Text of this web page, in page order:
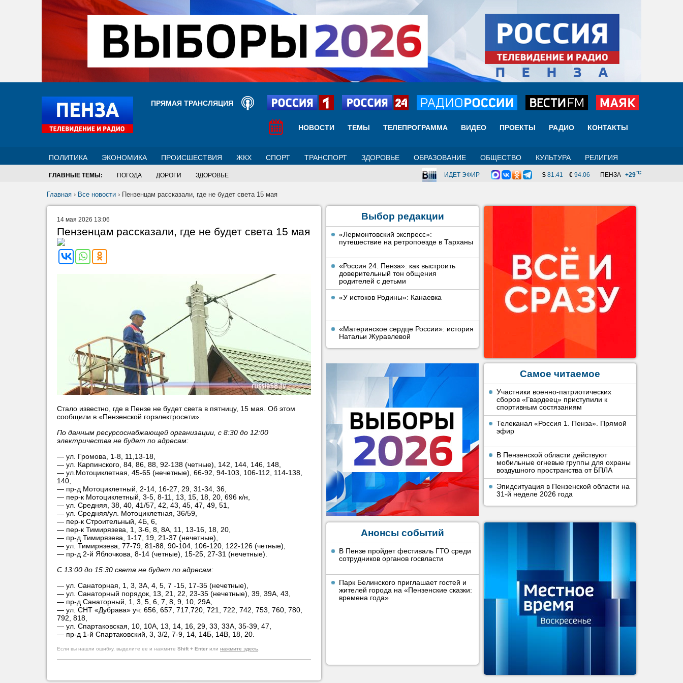
ПРЯМАЯ ТРАНСЛЯЦИЯ
НОВОСТИ ТЕМЫ ТЕЛЕПРОГРАММА ВИДЕО ПРОЕКТЫ РАДИО КОНТАКТЫ
ПОЛИТИКА ЭКОНОМИКА ПРОИСШЕСТВИЯ ЖКХ СПОРТ ТРАНСПОРТ ЗДОРОВЬЕ ОБРАЗОВАНИЕ ОБЩЕСТВО КУЛЬТУРА РЕЛИГИЯ
ГЛАВНЫЕ ТЕМЫ: ПОГОДА ДОРОГИ ЗДОРОВЬЕ ПЕНЗА +29°C
$ 81.41 € 94.06
ИДЕТ ЭФИР
Главная › Все новости › Пензенцам рассказали, где не будет света 15 мая
Выбор редакции
«Лермонтовский экспресс»:
путешествие на ретропоезде в Тарханы
«Россия 24. Пенза»: как выстроить
доверительный тон общения
родителей с детьми
«У истоков Родины»: Канаевка
«Материнское сердце России»: история
Натальи Журавлевой
Самое читаемое
Участники военно-патриотических
сборов «Гвардеец» приступили к
спортивным состязаниям
Телеканал «Россия 1. Пенза». Прямой
эфир
В Пензенской области действуют
мобильные огневые группы для охраны
воздушного пространства от БПЛА
Эпидситуация в Пензенской области на
31-й неделе 2026 года
Анонсы событий
В Пензе пройдет фестиваль ГТО среди
сотрудников органов госвласти
Парк Белинского приглашает гостей и
жителей города на «Пензенские сказки:
времена года»
14 мая 2026 13:06
Пензенцам рассказали, где не будет света 15 мая
Стало известно, где в Пензе не будет света в пятницу, 15 мая. Об этом
сообщили в «Пензенской горэлектросети».
По данным ресурсоснабжающей организации, с 8:30 до 12:00
электричества не будет по адресам:
— ул. Громова, 1-8, 11,13-18,
— ул. Карпинского, 84, 86, 88, 92-138 (четные), 142, 144, 146, 148,
— ул.Мотоциклетная, 45-65 (нечетные), 66-92, 94-103, 106-112, 114-138,
140,
— пр-д Мотоциклетный, 2-14, 16-27, 29, 31-34, 36,
— пер-к Мотоциклетный, 3-5, 8-11, 13, 15, 18, 20, 696 к/н,
— ул. Средняя, 38, 40, 41/57, 42, 43, 45, 47, 49, 51,
— ул. Средняя/ул. Мотоциклетная, 36/59,
— пер-к Строительный, 4Б, 6,
— пер-к Тимирязева, 1, 3-6, 8, 8А, 11, 13-16, 18, 20,
— пр-д Тимирязева, 1-17, 19, 21-37 (нечетные),
— ул. Тимирязева, 77-79, 81-88, 90-104, 106-120, 122-126 (четные),
— пр-д 2-й Яблочкова, 8-14 (четные), 15-25, 27-31 (нечетные).
С 13:00 до 15:30 света не будет по адресам:
— ул. Санаторная, 1, 3, 3А, 4, 5, 7 -15, 17-35 (нечетные),
— ул. Санаторный порядок, 13, 21, 22, 23-35 (нечетные), 39, 39А, 43,
— пр-д Санаторный, 1, 3, 5, 6, 7, 8, 9, 10, 29А,
— ул. СНТ «Дубрава» уч: 656, 657, 717,720, 721, 722, 742, 753, 760, 780,
792, 818,
— ул. Спартаковская, 10, 10А, 13, 14, 16, 29, 33, 33А, 35-39, 47,
— пр-д 1-й Спартаковский, 3, 3/2, 7-9, 14, 14Б, 14В, 18, 20.
Если вы нашли ошибку, выделите ее и нажмите Shift + Enter или нажмите здесь